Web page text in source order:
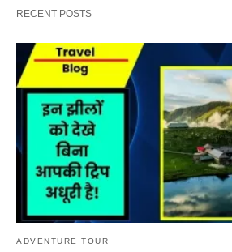
RECENT POSTS
ADVENTURE TOUR